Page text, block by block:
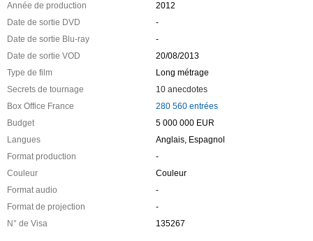
Année de production
2012
Date de sortie DVD
-
Date de sortie Blu-ray
-
Date de sortie VOD
20/08/2013
Type de film
Long métrage
Secrets de tournage
10 anecdotes
Box Office France
280 560 entrées
Budget
5 000 000 EUR
Langues
Anglais, Espagnol
Format production
-
Couleur
Couleur
Format audio
-
Format de projection
-
N° de Visa
135267